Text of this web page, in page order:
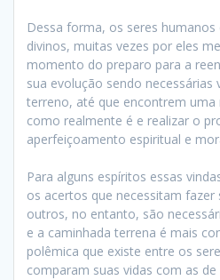
Dessa forma, os seres
divinos, muitas vezes por eles
momento do preparo para a
sua evolução sendo necessárias
terreno, até que encontrem uma
como realmente é e realizar o
aperfeiçoamento espiritual e
Para alguns espíritos essas
os acertos que necessitam fazer
outros, no entanto, são
e a caminhada terrena é mais
polêmica que existe entre os
comparam suas vidas com as